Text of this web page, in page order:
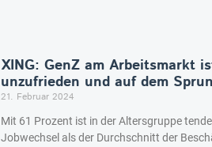
XING: GenZ am Arbeitsmarkt
unzufrieden und auf dem
21. Februar 2024
Mit 61 Prozent ist in der Altersgruppe
Jobwechsel als der Durchschnitt der